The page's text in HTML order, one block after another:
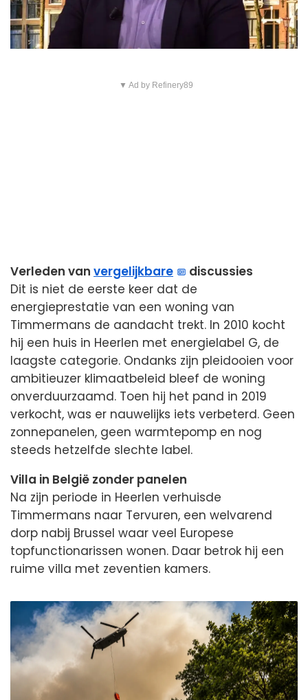
▼ Ad by Refinery89
Verleden van vergelijkbare
discussies
Dit is niet de eerste keer dat de
energieprestatie van een woning van
Timmermans de aandacht trekt. In 2010 kocht
hij een huis in Heerlen met energielabel G, de
laagste categorie. Ondanks zijn pleidooien voor
ambitieuzer klimaatbeleid bleef de woning
onverduurzaamd. Toen hij het pand in 2019
verkocht, was er nauwelijks iets verbeterd. Geen
zonnepanelen, geen warmtepomp en nog
steeds hetzelfde slechte label.
Villa in België zonder panelen
Na zijn periode in Heerlen verhuisde
Timmermans naar Tervuren, een welvarend
dorp nabij Brussel waar veel Europese
topfunctionarissen wonen. Daar betrok hij een
ruime villa met zeventien kamers.